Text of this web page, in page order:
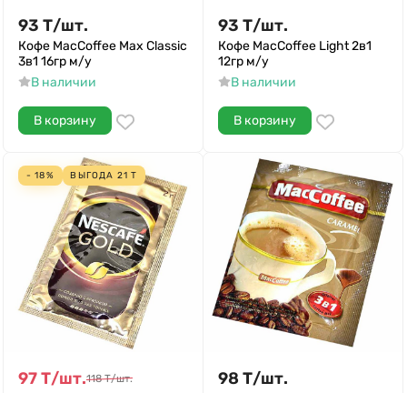
93 Т/шт.
Кофе MacCoffee Max Classic
3в1 16гр м/у
В наличии
В корзину
93 Т/шт.
Кофе MacCoffee Light 2в1
12гр м/у
В наличии
В корзину
- 18% ВЫГОДА 21 Т
97Т/шт.118 Т/шт. 98 Т/шт.